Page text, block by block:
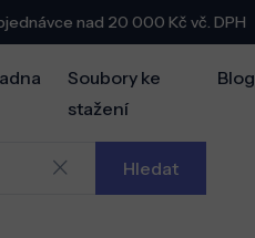
nad 20 000 Kč vč. DPH
Soubory ke
stažení
Blog
Hledat